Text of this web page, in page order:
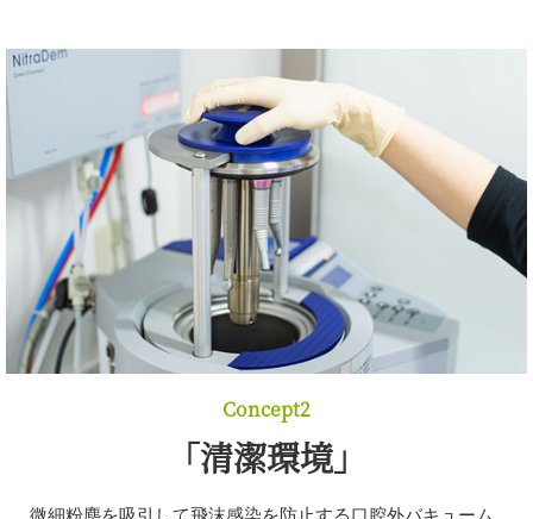
Concept2
「清潔環境」
微細粉塵を吸引して飛沫感染を防止する口腔外バキューム